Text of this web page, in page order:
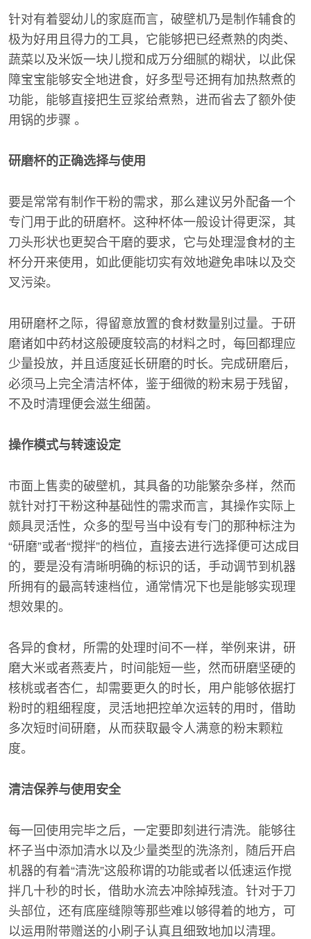
针对有着婴幼儿的家庭而言，破壁机乃是制作辅食的
极为好用且得力的工具，它能够把已经煮熟的肉类、
蔬菜以及米饭一块儿搅和成万分细腻的糊状，以此保
障宝宝能够安全地进食，好多型号还拥有加热熬煮的
功能，能够直接把生豆浆给煮熟，进而省去了额外使
用锅的步骤 。
研磨杯的正确选择与使用
要是常常有制作干粉的需求，那么建议另外配备一个
专门用于此的研磨杯。这种杯体一般设计得更深，其
刀头形状也更契合干磨的要求，它与处理湿食材的主
杯分开来使用，如此便能切实有效地避免串味以及交
叉污染。
用研磨杯之际，得留意放置的食材数量别过量。于研
磨诸如中药材这般硬度较高的材料之时，每回都理应
少量投放，并且适度延长研磨的时长。完成研磨后，
必须马上完全清洁杯体，鉴于细微的粉末易于残留，
不及时清理便会滋生细菌。
操作模式与转速设定
市面上售卖的破壁机，其具备的功能繁杂多样，然而
就针对打干粉这种基础性的需求而言，其操作实际上
颇具灵活性，众多的型号当中设有专门的那种标注为
“研磨”或者“搅拌”的档位，直接去进行选择便可达成目
的，要是没有清晰明确的标识的话，手动调节到机器
所拥有的最高转速档位，通常情况下也是能够实现理
想效果的。
各异的食材，所需的处理时间不一样，举例来讲，研
磨大米或者燕麦片，时间能短一些，然而研磨坚硬的
核桃或者杏仁，却需要更久的时长，用户能够依据打
粉时的粗细程度，灵活地把控单次运转的用时，借助
多次短时间研磨，从而获取最令人满意的粉末颗粒
度。
清洁保养与使用安全
每一回使用完毕之后，一定要即刻进行清洗。能够往
杯子当中添加清水以及少量类型的洗涤剂，随后开启
机器的有着“清洗”这般称谓的功能或者以低速运作搅
拌几十秒的时长，借助水流去冲除掉残渣。针对于刀
头部位，还有底座缝隙等那些难以够得着的地方，可
以运用附带赠送的小刷子认真且细致地加以清理。